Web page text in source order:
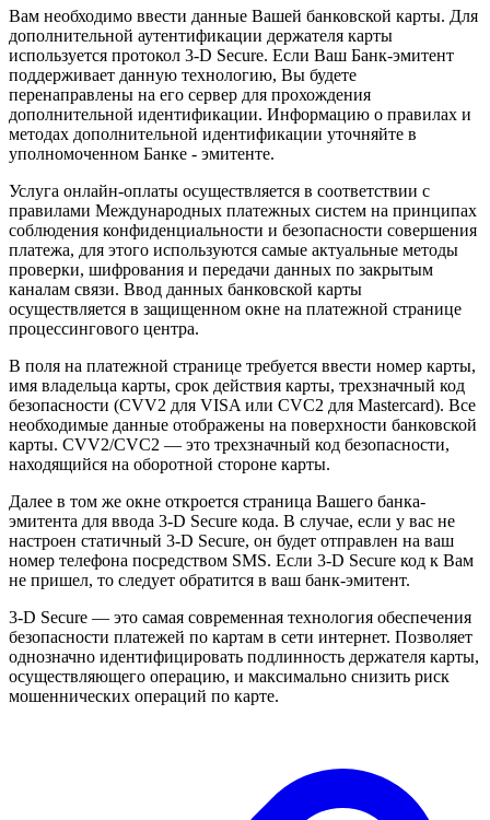
Вам необходимо ввести данные Вашей банковской карты. Для
дополнительной аутентификации держателя карты
используется протокол 3-D Secure. Если Ваш Банк-эмитент
поддерживает данную технологию, Вы будете
перенаправлены на его сервер для прохождения
дополнительной идентификации. Информацию о правилах и
методах дополнительной идентификации уточняйте в
уполномоченном Банке - эмитенте.
Услуга онлайн-оплаты осуществляется в соответствии с
правилами Международных платежных систем на принципах
соблюдения конфиденциальности и безопасности совершения
платежа, для этого используются самые актуальные методы
проверки, шифрования и передачи данных по закрытым
каналам связи. Ввод данных банковской карты
осуществляется в защищенном окне на платежной странице
процессингового центра.
В поля на платежной странице требуется ввести номер карты,
имя владельца карты, срок действия карты, трехзначный код
безопасности (CVV2 для VISA или CVC2 для Mastercard). Все
необходимые данные отображены на поверхности банковской
карты. CVV2/CVC2 — это трехзначный код безопасности,
находящийся на оборотной стороне карты.
Далее в том же окне откроется страница Вашего банка-
эмитента для ввода 3-D Secure кода. В случае, если у вас не
настроен статичный 3-D Secure, он будет отправлен на ваш
номер телефона посредством SMS. Если 3-D Secure код к Вам
не пришел, то следует обратится в ваш банк-эмитент.
3-D Secure — это самая современная технология обеспечения
безопасности платежей по картам в сети интернет. Позволяет
однозначно идентифицировать подлинность держателя карты,
осуществляющего операцию, и максимально снизить риск
мошеннических операций по карте.